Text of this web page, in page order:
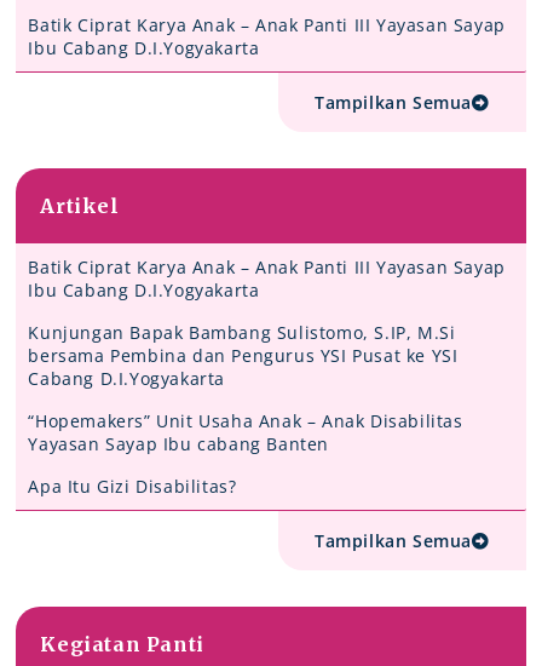
Batik Ciprat Karya Anak – Anak Panti III Yayasan Sayap
Ibu Cabang D.I.Yogyakarta
Tampilkan Semua
Artikel
Batik Ciprat Karya Anak – Anak Panti III Yayasan Sayap
Ibu Cabang D.I.Yogyakarta
Kunjungan Bapak Bambang Sulistomo, S.IP, M.Si
bersama Pembina dan Pengurus YSI Pusat ke YSI
Cabang D.I.Yogyakarta
“Hopemakers” Unit Usaha Anak – Anak Disabilitas
Yayasan Sayap Ibu cabang Banten
Apa Itu Gizi Disabilitas?
Tampilkan Semua
Kegiatan Panti